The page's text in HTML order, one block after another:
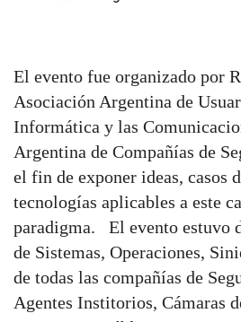
El evento fue organizado por
Asociación Argentina de
Informática y las
Argentina de Compañías de
el fin de exponer ideas, casos
tecnologías aplicables a este
paradigma. El evento estuvo
de Sistemas, Operaciones,
de todas las compañías de
Agentes Institorios, Cámaras